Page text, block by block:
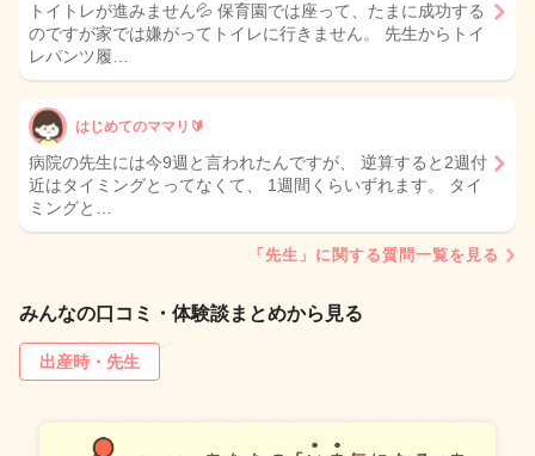
トイトレが進みません💦 保育園では座って、たまに成功する
のですが家では嫌がってトイレに行きません。 先生からトイ
レパンツ履…
はじめてのママリ🔰
病院の先生には今9週と言われたんですが、 逆算すると2週付
近はタイミングとってなくて、 1週間くらいずれます。 タイ
ミングと…
「先生」に関する質問一覧を見る
みんなの口コミ・体験談まとめから見る
出産時・先生